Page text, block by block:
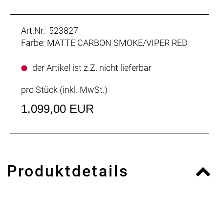
Art.Nr. 523827
Farbe: MATTE CARBON SMOKE/VIPER RED
der Artikel ist z.Z. nicht lieferbar
pro Stück (inkl. MwSt.)
1.099,00 EUR
Produktdetails